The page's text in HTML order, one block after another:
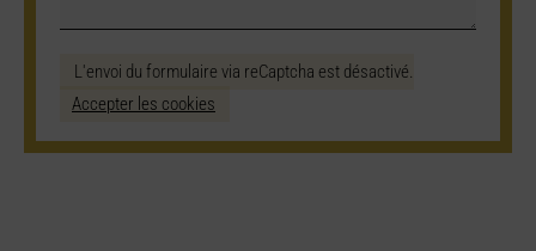
L'envoi du formulaire via reCaptcha est désactivé.
Accepter les cookies